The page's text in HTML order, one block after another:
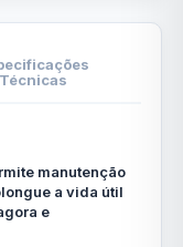
Técnicas
manutenção
a vida útil
e